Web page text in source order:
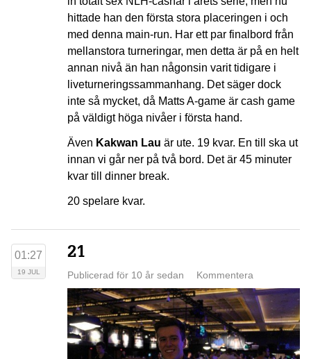
hittade han den första stora placeringen i och
med denna main-run. Har ett par finalbord från
mellanstora turneringar, men detta är på en helt
annan nivå än han någonsin varit tidigare i
liveturneringssammanhang. Det säger dock
inte så mycket, då Matts A-game är cash game
på väldigt höga nivåer i första hand.
Även Kakwan Lau är ute. 19 kvar. En till ska ut
innan vi går ner på två bord. Det är 45 minuter
kvar till dinner break.
20 spelare kvar.
01:27
19 JUL
21
Publicerad för 10 år sedan Kommentera